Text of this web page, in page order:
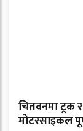
चितवनमा ट्रक
मोटरसाइकल